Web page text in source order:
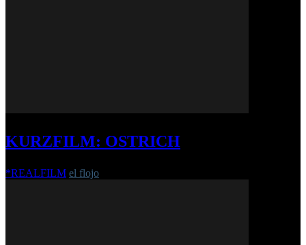
KURZFILM: OSTRICH
*REALFILM el flojo